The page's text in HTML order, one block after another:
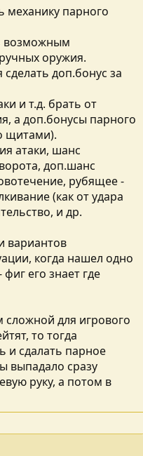
механику парного
возможным
оружия.
доп.бонус за
и т.д. брать от
а доп.бонусы парного
щитами).
атаки, шанс
доп.шанс
рубящее -
(как от удара
и др.
вариантов
когда нашел одно
его знает где
сложной для игрового
то тогда
и сдалать парное
выпадало сразу
руку, а потом в